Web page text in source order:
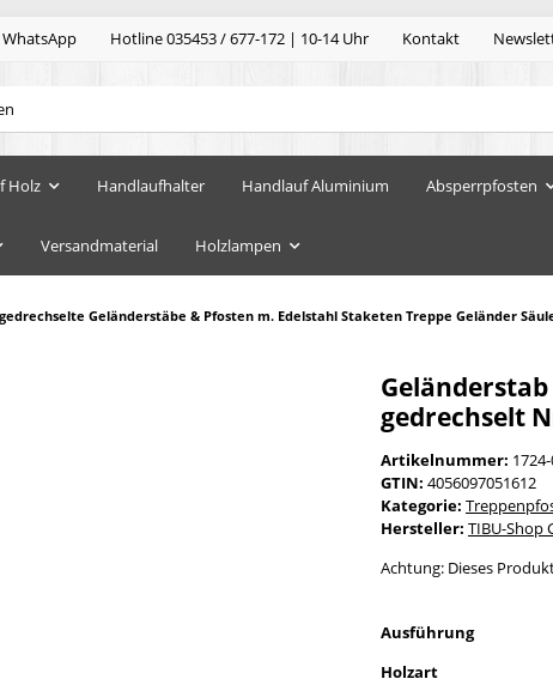
WhatsApp Hotline 035453 / 677-172 | 10-14 Uhr Kontakt
Holz Handlaufhalter Handlauf Aluminium Absperrpfosten
Versandmaterial Holzlampen
gedrechselte Geländerstäbe & Pfosten m. Edelstahl Staketen Treppe Geländer
gedrechselt
Artikelnummer:
GTIN: 4056097051612
Kategorie:
Hersteller: TIBU-Shop
Achtung: Dieses
Ausführung
Holzart